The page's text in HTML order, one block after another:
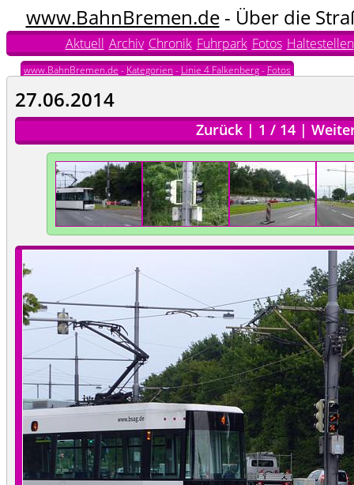
www.BahnBremen.de- Über die
Aktuell Archiv Chronik Fuhrpark Fotos Haltestellen
www.BahnBremen.de - Kategorien - Linie 4 Falkenberg- Fotos
27.06.2014
Zurück | 1 / 14 |